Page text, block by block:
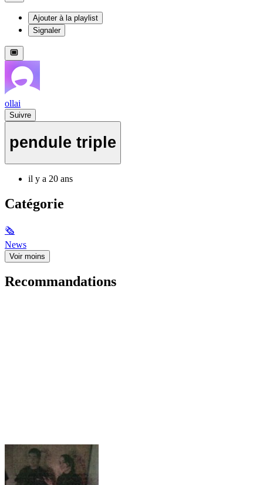
Ajouter à la playlist
Signaler
ollai
Suivre
pendule triple
il y a 20 ans
Catégorie
🗞
News
Voir moins
Recommandations